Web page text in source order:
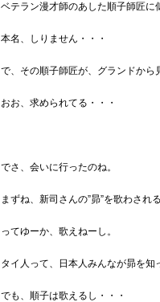
ベテラン漫才師のあした順子師匠に
本名、しりません・・・
で、その順子師匠が、グランドか
おお、求められてる・・・
でさ、会いに行ったのね。
まずね、新司さんの”昴”を歌わされ
ってゆーか、歌えねーし。
タイ人って、日本人みんなが昴を
でも、順子は歌えるし・・・